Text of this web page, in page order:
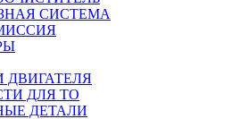
СИСТЕМА
ДВИГАТЕЛЯ
ДЛЯ ТО
ДЕТАЛИ